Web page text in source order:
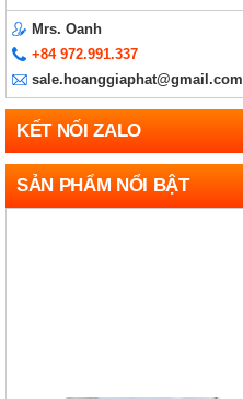
Mrs. Oanh
+84 972.991.337
sale.hoanggiaphat@gmail.com
KẾT NỐI ZALO
SẢN PHẨM NỔI BẬT